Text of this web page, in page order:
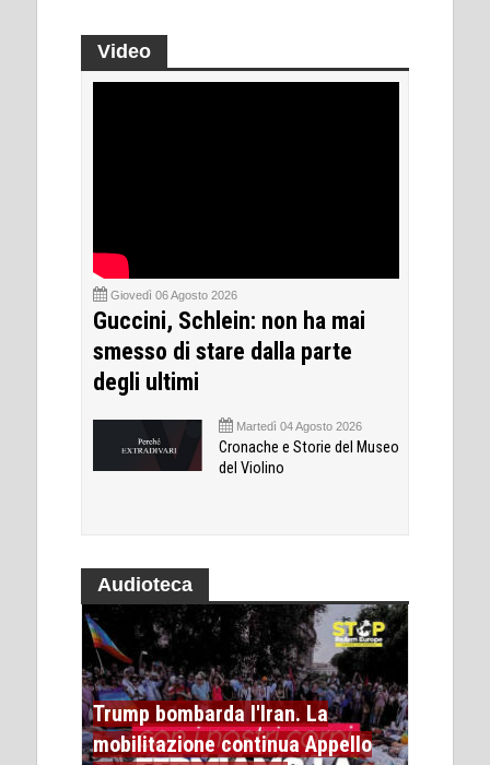
Video
Giovedì 06 Agosto 2026
Guccini, Schlein: non ha mai
smesso di stare dalla parte
degli ultimi
Martedì 04 Agosto 2026
Cronache e Storie del Museo
del Violino
Audioteca
Trump bombarda l'Iran. La
mobilitazione continua Appello